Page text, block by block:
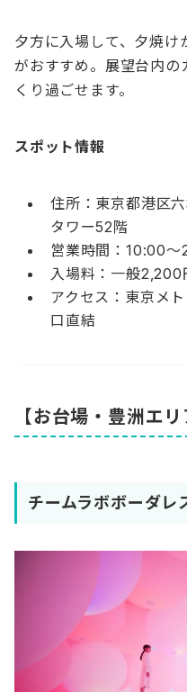
夕方に入場して、夕焼け
がおすすめ。展望台内の
くり過ごせます。
スポット情報
住所：東京都港区
タワー52階
営業時間：10:00〜
入場料：一般
アクセス：東京メ
口直結
【お台場・豊洲エ
チームラボボーダレ